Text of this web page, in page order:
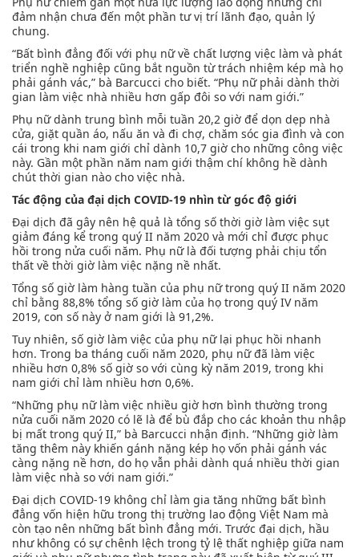
đảm nhận chưa đến một phần tư vị trí lãnh đạo, quản lý
chung.
“Bất bình đẳng đối với phụ nữ về chất lượng việc làm và phát
triển nghề nghiệp cũng bắt nguồn từ trách nhiệm kép mà họ
phải gánh vác,” bà Barcucci cho biết. “Phụ nữ phải dành thời
gian làm việc nhà nhiều hơn gấp đôi so với nam giới.”
Phụ nữ dành trung bình mỗi tuần 20,2 giờ để dọn dẹp nhà
cửa, giặt quần áo, nấu ăn và đi chợ, chăm sóc gia đình và con
cái trong khi nam giới chỉ dành 10,7 giờ cho những công việc
này. Gần một phần năm nam giới thậm chí không hề dành
chút thời gian nào cho việc nhà.
Tác động của đại dịch COVID-19 nhìn từ góc độ giới
Đại dịch đã gây nên hệ quả là tổng số thời giờ làm việc sụt
giảm đáng kể trong quý II năm 2020 và mới chỉ được phục
hồi trong nửa cuối năm. Phụ nữ là đối tượng phải chịu tổn
thất về thời giờ làm việc nặng nề nhất.
Tổng số giờ làm hàng tuần của phụ nữ trong quý II năm 2020
chỉ bằng 88,8% tổng số giờ làm của họ trong quý IV năm
2019, con số này ở nam giới là 91,2%.
Tuy nhiên, số giờ làm việc của phụ nữ lại phục hồi nhanh
hơn. Trong ba tháng cuối năm 2020, phụ nữ đã làm việc
nhiều hơn 0,8% số giờ so với cùng kỳ năm 2019, trong khi
nam giới chỉ làm nhiều hơn 0,6%.
“Những phụ nữ làm việc nhiều giờ hơn bình thường trong
nửa cuối năm 2020 có lẽ là để bù đắp cho các khoản thu nhập
bị mất trong quý II,” bà Barcucci nhận định. “Những giờ làm
tăng thêm này khiến gánh nặng kép họ vốn phải gánh vác
càng nặng nề hơn, do họ vẫn phải dành quá nhiều thời gian
làm việc nhà so với nam giới.”
Đại dịch COVID-19 không chỉ làm gia tăng những bất bình
đẳng vốn hiện hữu trong thị trường lao động Việt Nam mà
còn tạo nên những bất bình đẳng mới. Trước đại dịch, hầu
như không có sự chênh lệch trong tỷ lệ thất nghiệp giữa nam